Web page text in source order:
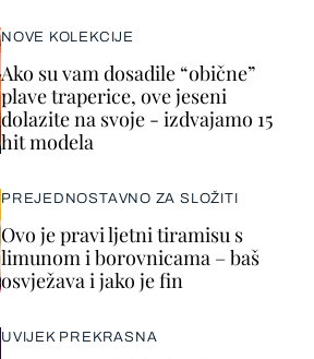
NOVE KOLEKCIJE
Ako su vam dosadile “obične”
plave traperice, ove jeseni
dolazite na svoje - izdvajamo 15
hit modela
PREJEDNOSTAVNO ZA SLOŽITI
Ovo je pravi ljetni tiramisu s
limunom i borovnicama – baš
osvježava i jako je fin
UVIJEK PREKRASNA